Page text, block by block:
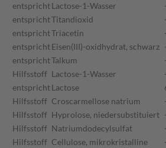
entsprichtLactose-1-Wasser
entsprichtTitandioxid
entsprichtTriacetin
entsprichtEisen(III)-oxidhydrat, schwarz
entsprichtTalkum
Hilfsstoff Lactose-1-Wasser
entsprichtLactose
Hilfsstoff Croscarmellose natrium
Hilfsstoff Hyprolose, niedersubstituiert
Hilfsstoff Natriumdodecylsulfat
Hilfsstoff Cellulose, mikrokristalline